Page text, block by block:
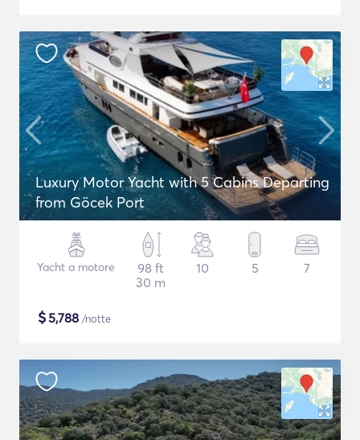
Luxury Motor Yacht with 5 Cabins Departing
from Göcek Port
Yacht a motore
98 ft
30 m
10 5 7
$5,788 /notte